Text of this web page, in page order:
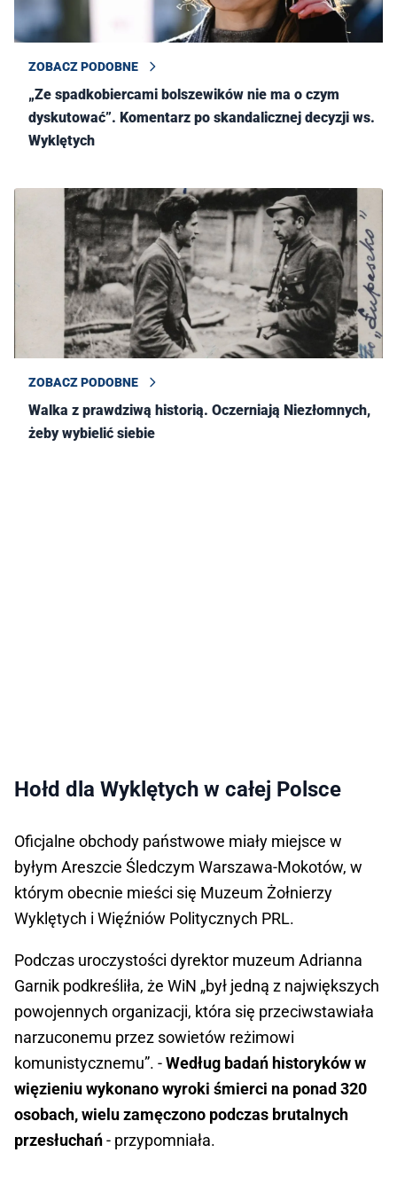
ZOBACZ PODOBNE
„Ze spadkobiercami bolszewików nie ma o czym
dyskutować”. Komentarz po skandalicznej decyzji ws.
Wyklętych
ZOBACZ PODOBNE
Walka z prawdziwą historią. Oczerniają Niezłomnych,
żeby wybielić siebie
Hołd dla Wyklętych w całej Polsce
Oficjalne obchody państwowe miały miejsce w
byłym Areszcie Śledczym Warszawa-Mokotów, w
którym obecnie mieści się Muzeum Żołnierzy
Wyklętych i Więźniów Politycznych PRL.
Podczas uroczystości dyrektor muzeum Adrianna
Garnik podkreśliła, że WiN „był jedną z największych
powojennych organizacji, która się przeciwstawiała
narzuconemu przez sowietów reżimowi
komunistycznemu”. -Według badań historyków w
więzieniu wykonano wyroki śmierci na ponad 320
osobach, wielu zamęczono podczas brutalnych
przesłuchań- przypomniała.